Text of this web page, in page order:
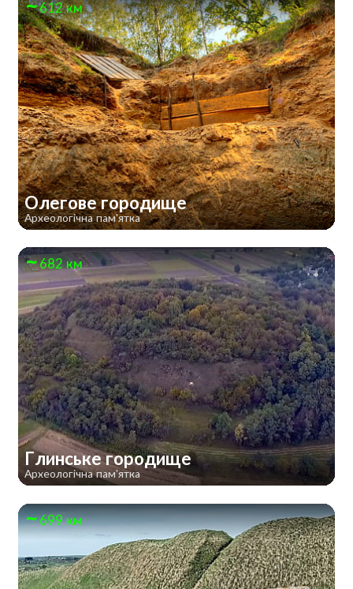
612 км
Олегове городище
Археологічна пам'ятка
682 км
Глинське городище
Археологічна пам'ятка
699 км